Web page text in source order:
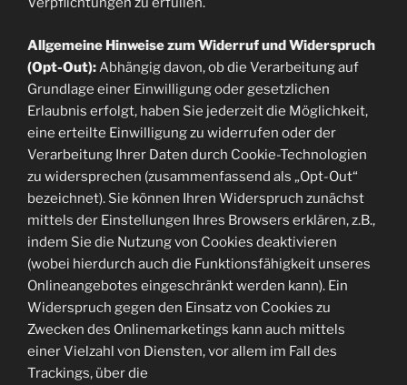
Allgemeine Hinweise zum Widerruf und Widerspruch
(Opt-Out): Abhängig davon, ob die Verarbeitung auf
Grundlage einer Einwilligung oder gesetzlichen
Erlaubnis erfolgt, haben Sie jederzeit die Möglichkeit,
eine erteilte Einwilligung zu widerrufen oder der
Verarbeitung Ihrer Daten durch Cookie-Technologien
zu widersprechen (zusammenfassend als „Opt-Out“
bezeichnet). Sie können Ihren Widerspruch zunächst
mittels der Einstellungen Ihres Browsers erklären, z.B.,
indem Sie die Nutzung von Cookies deaktivieren
(wobei hierdurch auch die Funktionsfähigkeit unseres
Onlineangebotes eingeschränkt werden kann). Ein
Widerspruch gegen den Einsatz von Cookies zu
Zwecken des Onlinemarketings kann auch mittels
einer Vielzahl von Diensten, vor allem im Fall des
Trackings, über die